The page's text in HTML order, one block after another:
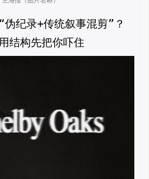
伪纪录+传统叙事混剪”？
结构先把你吓住